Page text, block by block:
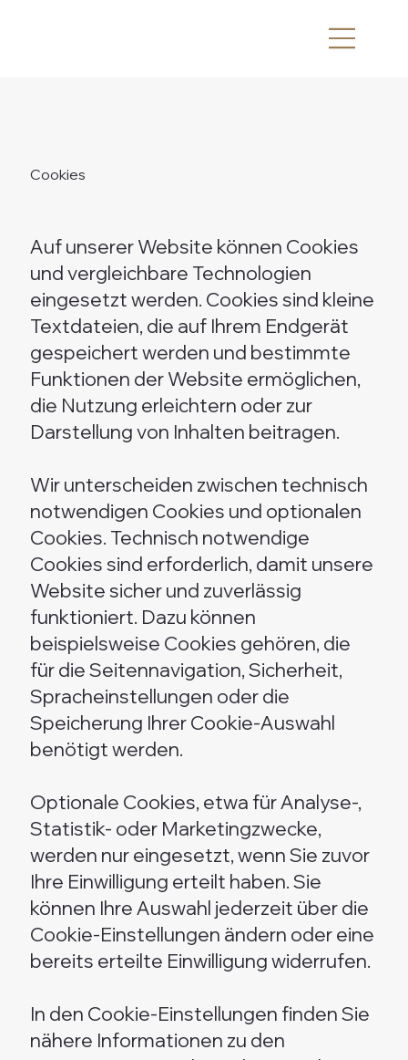
Cookies
Auf unserer Website können Cookies
und vergleichbare Technologien
eingesetzt werden. Cookies sind kleine
Textdateien, die auf Ihrem Endgerät
gespeichert werden und bestimmte
Funktionen der Website ermöglichen,
die Nutzung erleichtern oder zur
Darstellung von Inhalten beitragen.
Wir unterscheiden zwischen technisch
notwendigen Cookies und optionalen
Cookies. Technisch notwendige
Cookies sind erforderlich, damit unsere
Website sicher und zuverlässig
funktioniert. Dazu können
beispielsweise Cookies gehören, die
für die Seitennavigation, Sicherheit,
Spracheinstellungen oder die
Speicherung Ihrer Cookie-Auswahl
benötigt werden.
Optionale Cookies, etwa für Analyse-,
Statistik- oder Marketingzwecke,
werden nur eingesetzt, wenn Sie zuvor
Ihre Einwilligung erteilt haben. Sie
können Ihre Auswahl jederzeit über die
Cookie-Einstellungen ändern oder eine
bereits erteilte Einwilligung widerrufen.
In den Cookie-Einstellungen finden Sie
nähere Informationen zu den